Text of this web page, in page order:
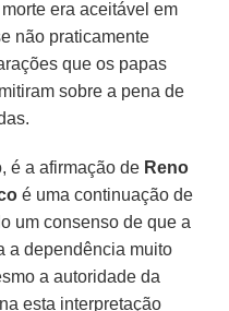
era aceitável em
não praticamente
que os papas
sobre a pena de
é a afirmação de Reno
é uma continuação de
um consenso de que a
a dependência muito
a autoridade da
esta interpretação